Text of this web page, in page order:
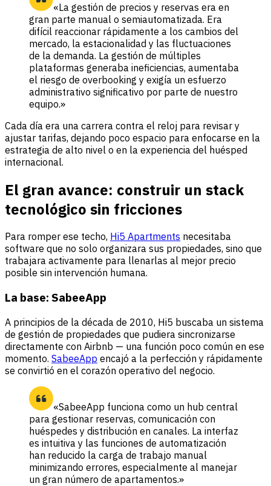
«La gestión de precios y reservas era en
gran parte manual o semiautomatizada. Era
difícil reaccionar rápidamente a los cambios del
mercado, la estacionalidad y las fluctuaciones
de la demanda. La gestión de múltiples
plataformas generaba ineficiencias, aumentaba
el riesgo de overbooking y exigía un esfuerzo
administrativo significativo por parte de nuestro
equipo.»
Cada día era una carrera contra el reloj para revisar y
ajustar tarifas, dejando poco espacio para enfocarse en la
estrategia de alto nivel o en la experiencia del huésped
internacional.
El gran avance: construir un stack
tecnológico sin fricciones
Para romper ese techo, Hi5 Apartments necesitaba
software que no solo organizara sus propiedades, sino que
trabajara activamente para llenarlas al mejor precio
posible sin intervención humana.
La base: SabeeApp
A principios de la década de 2010, Hi5 buscaba un sistema
de gestión de propiedades que pudiera sincronizarse
directamente con Airbnb — una función poco común en ese
momento. SabeeApp encajó a la perfección y rápidamente
se convirtió en el corazón operativo del negocio.
«SabeeApp funciona como un hub central
para gestionar reservas, comunicación con
huéspedes y distribución en canales. La interfaz
es intuitiva y las funciones de automatización
han reducido la carga de trabajo manual
minimizando errores, especialmente al manejar
un gran número de apartamentos.»